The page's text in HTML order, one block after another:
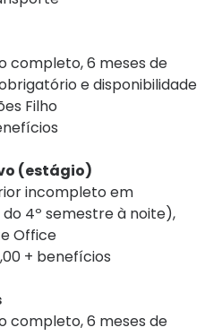
completo, 6 meses de
e disponibilidade
Filho
(estágio)
incompleto em
4º semestre à noite),
Office
+ benefícios
completo, 6 meses de